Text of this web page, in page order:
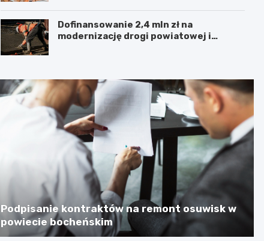
Dofinansowanie 2,4 mln zł na
modernizację drogi powiatowej i
Podpisanie kontraktów na remont osuwisk w
powiecie bocheńskim